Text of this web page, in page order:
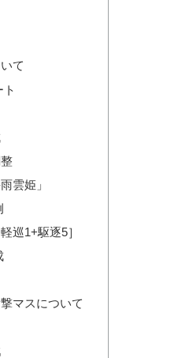
て
雲姫」
巡1+駆逐5］
マスについて